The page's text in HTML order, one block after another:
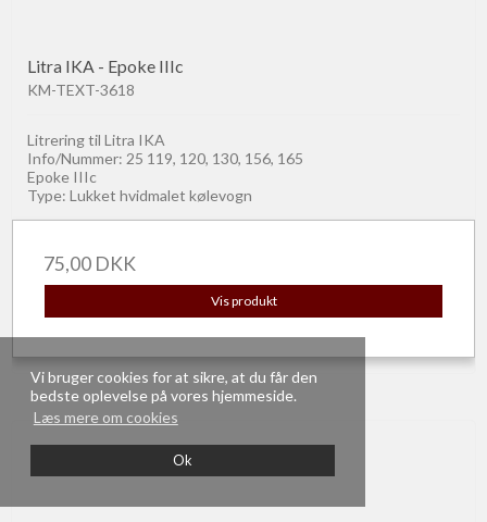
Vi bruger cookies for at sikre, at du får den
bedste oplevelse på vores hjemmeside.
Læs mere om cookies
Ok
Litra IKA - Epoke IIIc
KM-TEXT-3618
Litrering til Litra IKA
Info/Nummer: 25 119, 120, 130, 156, 165
Epoke IIIc
Type: Lukket hvidmalet kølevogn
75,00 DKK
Vis produkt